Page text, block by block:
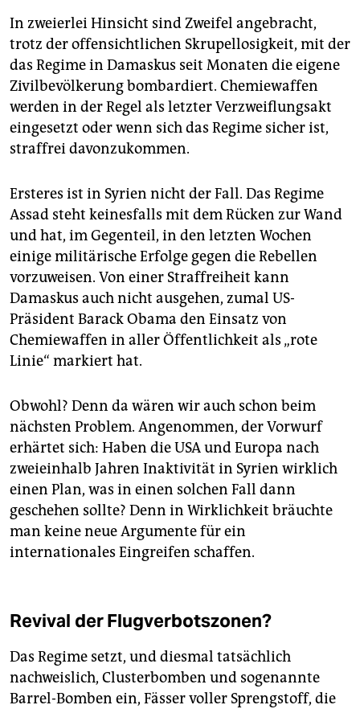
In zweierlei Hinsicht sind Zweifel angebracht,
trotz der offensichtlichen Skrupellosigkeit, mit der
das Regime in Damaskus seit Monaten die eigene
Zivilbevölkerung bombardiert. Chemiewaffen
werden in der Regel als letzter Verzweiflungsakt
eingesetzt oder wenn sich das Regime sicher ist,
straffrei davonzukommen.
Ersteres ist in Syrien nicht der Fall. Das Regime
Assad steht keinesfalls mit dem Rücken zur Wand
und hat, im Gegenteil, in den letzten Wochen
einige militärische Erfolge gegen die Rebellen
vorzuweisen. Von einer Straffreiheit kann
Damaskus auch nicht ausgehen, zumal US-
Präsident Barack Obama den Einsatz von
Chemiewaffen in aller Öffentlichkeit als „rote
Linie“ markiert hat.
Obwohl? Denn da wären wir auch schon beim
nächsten Problem. Angenommen, der Vorwurf
erhärtet sich: Haben die USA und Europa nach
zweieinhalb Jahren Inaktivität in Syrien wirklich
einen Plan, was in einen solchen Fall dann
geschehen sollte? Denn in Wirklichkeit bräuchte
man keine neue Argumente für ein
internationales Eingreifen schaffen.
Revival der Flugverbotszonen?
Das Regime setzt, und diesmal tatsächlich
nachweislich, Clusterbomben und sogenannte
Barrel-Bomben ein, Fässer voller Sprengstoff, die